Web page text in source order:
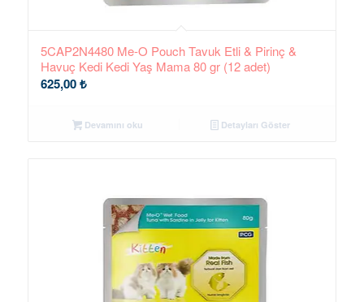
5CAP2N4480 Me-O Pouch Tavuk Etli & Pirinç &
Havuç Kedi Kedi Yaş Mama 80 gr (12 adet)
625,00₺
Devamını oku Detayları Göster